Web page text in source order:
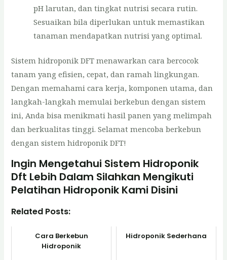
pH larutan, dan tingkat nutrisi secara rutin.
Sesuaikan bila diperlukan untuk memastikan
tanaman mendapatkan nutrisi yang optimal.
Sistem hidroponik DFT menawarkan cara bercocok
tanam yang efisien, cepat, dan ramah lingkungan.
Dengan memahami cara kerja, komponen utama, dan
langkah-langkah memulai berkebun dengan sistem
ini, Anda bisa menikmati hasil panen yang melimpah
dan berkualitas tinggi. Selamat mencoba berkebun
dengan sistem hidroponik DFT!
Ingin Mengetahui Sistem Hidroponik
Dft Lebih Dalam Silahkan Mengikuti
Pelatihan Hidroponik Kami Disini
Related Posts:
Cara Berkebun
Hidroponik
Hidroponik Sederhana